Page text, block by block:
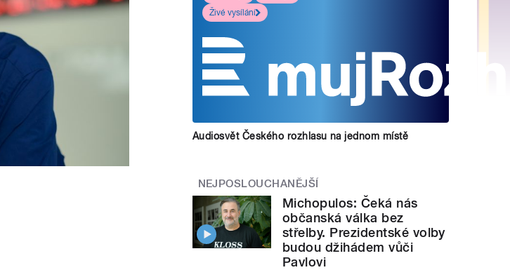
Živé vysílání
Audiosvět Českého rozhlasu na jednom místě
NEJPOSLOUCHANĚJŠÍ
Michopulos: Čeká nás
občanská válka bez
střelby. Prezidentské volby
budou džihádem vůči
Pavlovi